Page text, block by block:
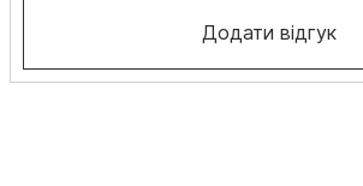
Додати відгук